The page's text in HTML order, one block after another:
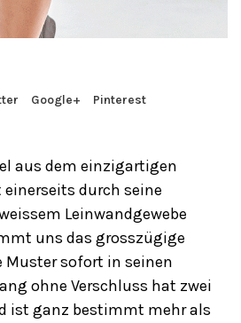
Google+ Pinterest
aus dem einzigartigen
durch seine
Leinwandgewebe
uns das grosszügige
sofort in seinen
ohne Verschluss hat zwei
ist ganz bestimmt mehr als